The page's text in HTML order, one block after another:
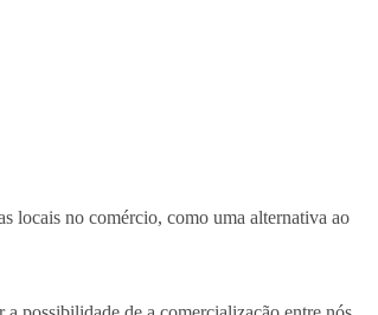
locais no comércio, como uma alternativa ao